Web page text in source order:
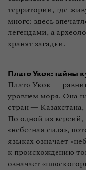
территории, где
много: здесь
легендами, а
хранят загадки.
Плато Укок: тайны
Плато Укок —
уровнем моря. Она
стран —
По одной из версий,
«небесная сила»,
языках означает
к происхождению
означает